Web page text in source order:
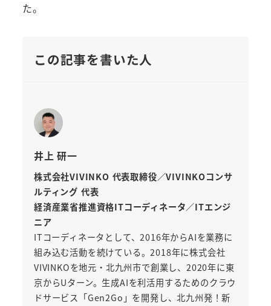
た。
この記事を書いた人
井上 研一
株式会社VIVINKO 代表取締役／VIVINKOコンサ
ルティング 代表
経済産業省推進資格ITコーディネータ／ITエンジ
ニア
ITコーディネータとして、2016年からAIを業務に
組み込む活動を続けている。2018年に株式会社
VIVINKOを地元・北九州市で創業し、2020年に東
京からUターン。生成AIを利活用するためのクラウ
ドサービス「Gen2Go」を開発し、北九州発！新